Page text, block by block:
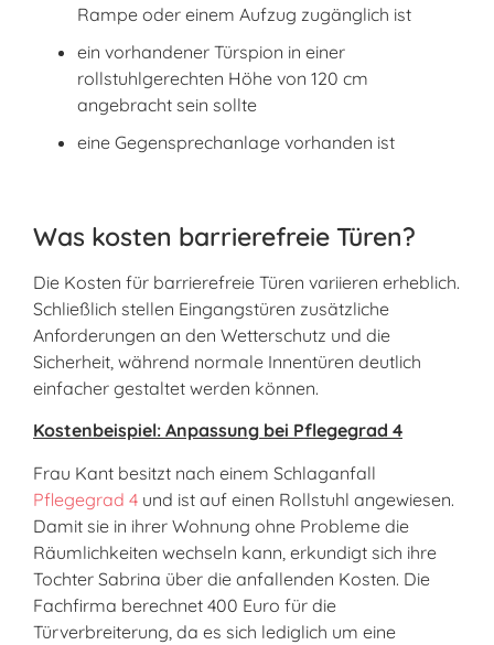
Rampe oder einem Aufzug zugänglich ist
ein vorhandener Türspion in einer
rollstuhlgerechten Höhe von 120 cm
angebracht sein sollte
eine Gegensprechanlage vorhanden ist
Was kosten barrierefreie Türen?
Die Kosten für barrierefreie Türen variieren erheblich.
Schließlich stellen Eingangstüren zusätzliche
Anforderungen an den Wetterschutz und die
Sicherheit, während normale Innentüren deutlich
einfacher gestaltet werden können.
Kostenbeispiel: Anpassung bei Pflegegrad 4
Frau Kant besitzt nach einem Schlaganfall
Pflegegrad 4 und ist auf einen Rollstuhl angewiesen.
Damit sie in ihrer Wohnung ohne Probleme die
Räumlichkeiten wechseln kann, erkundigt sich ihre
Tochter Sabrina über die anfallenden Kosten. Die
Fachfirma berechnet 400 Euro für die
Türverbreiterung, da es sich lediglich um eine